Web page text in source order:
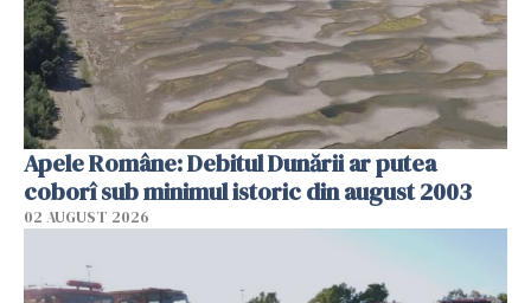
Apele Române: Debitul Dunării ar putea
coborî sub minimul istoric din august 2003
02 AUGUST 2026